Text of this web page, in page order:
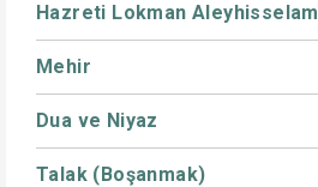
Hazreti Lokman Aleyhisselam
Mehir
Dua ve Niyaz
Talak (Boşanmak)